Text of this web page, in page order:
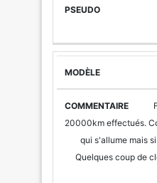
20000km effectués.
qui s'allume mais
Quelques coup de